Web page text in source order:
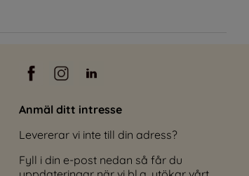
Anmäl ditt intresse
Levererar vi inte till din adress?
Fyll i din e-post nedan så får du